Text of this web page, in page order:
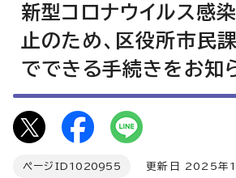
新型コロナウイルス感
止のため、区役所市民
でできる手続きをお知
ページID 1020955 更新日 2025年